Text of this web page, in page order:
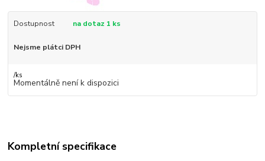
Dostupnost na dotaz 1 ks
Nejsme plátci DPH
/ks
Momentálně není k dispozici
Kompletní specifikace